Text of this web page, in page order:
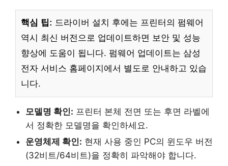
핵심 팁: 드라이버 설치 후에는 프린터의 펌웨어
역시 최신 버전으로 업데이트하면 보안 및 성능
향상에 도움이 됩니다. 펌웨어 업데이트는 삼성
전자 서비스 홈페이지에서 별도로 안내하고 있습
니다.
모델명 확인: 프린터 본체 전면 또는 후면 라벨에
서 정확한 모델명을 확인하세요.
운영체제 확인: 현재 사용 중인 PC의 윈도우 버전
(32비트/64비트)을 정확히 파악해야 합니다.